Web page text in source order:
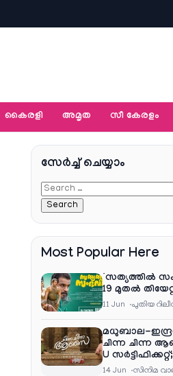
കൈരളി അമൃത സീ കേരളം
സേര്‍ച്ച്‌ ചെയ്യാം
Most Popular Here
‘സത്യത്തിൽ
19 മുതൽ
11 Jun പുതിയ
മധുബാല-
ചിന്ന ചിന്ന
U
ആഗോള
14 Jun സിനിമ